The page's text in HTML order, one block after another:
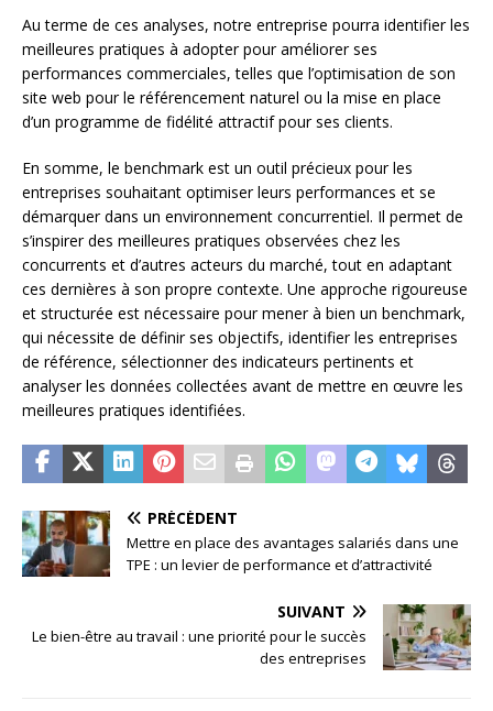
Au terme de ces analyses, notre entreprise pourra identifier les
meilleures pratiques à adopter pour améliorer ses
performances commerciales, telles que l’optimisation de son
site web pour le référencement naturel ou la mise en place
d’un programme de fidélité attractif pour ses clients.
En somme, le benchmark est un outil précieux pour les
entreprises souhaitant optimiser leurs performances et se
démarquer dans un environnement concurrentiel. Il permet de
s’inspirer des meilleures pratiques observées chez les
concurrents et d’autres acteurs du marché, tout en adaptant
ces dernières à son propre contexte. Une approche rigoureuse
et structurée est nécessaire pour mener à bien un benchmark,
qui nécessite de définir ses objectifs, identifier les entreprises
de référence, sélectionner des indicateurs pertinents et
analyser les données collectées avant de mettre en œuvre les
meilleures pratiques identifiées.
PRÉCÉDENT
Mettre en place des avantages salariés dans une
TPE : un levier de performance et d’attractivité
SUIVANT
Le bien-être au travail : une priorité pour le succès
des entreprises